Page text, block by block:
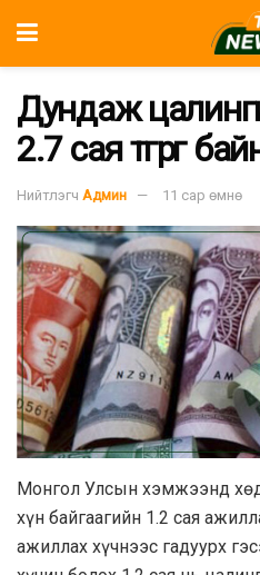
Дундаж
2.7 сая төгрөг
Нийтлэгч Админ 11 сар өмнө
Монгол Улсын хэмжээнд
хүн байгаагийн 1.2 сая
ажиллах хүчнээс гадуурх